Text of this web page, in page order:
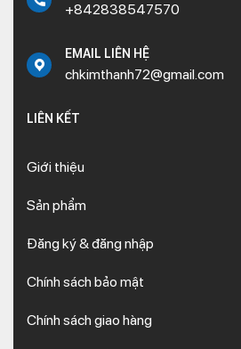
+842838547570
EMAIL LIÊN HỆ
chkimthanh72@gmail.com
LIÊN KẾT
Giới thiệu
Sản phẩm
Đăng ký & đăng nhập
Chính sách bảo mật
Chính sách giao hàng